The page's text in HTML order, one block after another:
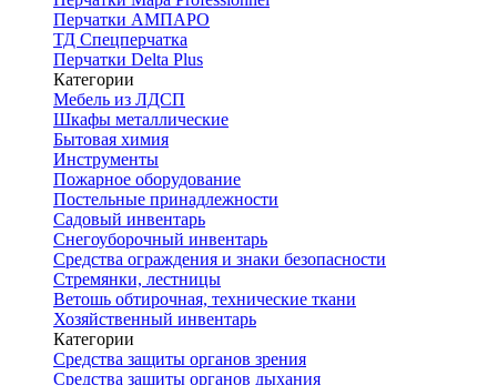
Перчатки АМПАРО
ТД Спецперчатка
Перчатки Delta Plus
Категории
Мебель из ЛДСП
Шкафы металлические
Бытовая химия
Инструменты
Пожарное оборудование
Постельные принадлежности
Садовый инвентарь
Снегоуборочный инвентарь
Средства ограждения и знаки безопасности
Стремянки, лестницы
Ветошь обтирочная, технические ткани
Хозяйственный инвентарь
Категории
Средства защиты органов зрения
Средства защиты органов дыхания